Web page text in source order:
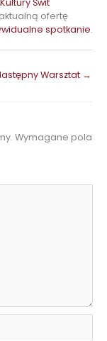
Świt
ofertę
spotkanie.
Warsztat →
Wymagane pola